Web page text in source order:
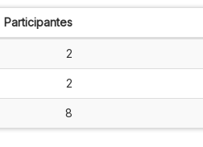
Participantes
2
2
8